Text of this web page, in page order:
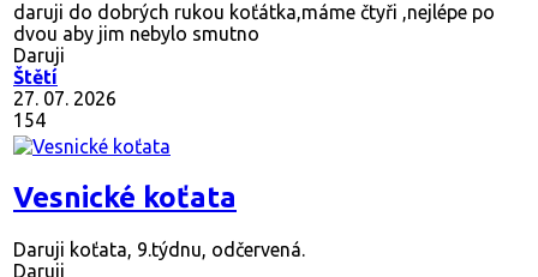
daruji do dobrých rukou koťátka,máme čtyři ,nejlépe po
dvou aby jim nebylo smutno
Daruji
Štětí
27. 07. 2026
154
Vesnické koťata
Daruji koťata, 9.týdnu, odčervená.
Daruji